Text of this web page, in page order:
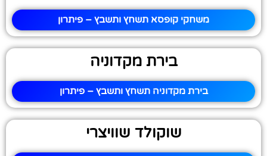
משחקי קופסא תשחץ ותשבץ – פיתרון
בירת מקדוניה
בירת מקדוניה תשחץ ותשבץ – פיתרון
שוקולד שוויצרי